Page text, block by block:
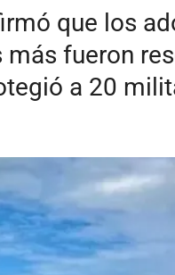
que los
más fueron
a 20